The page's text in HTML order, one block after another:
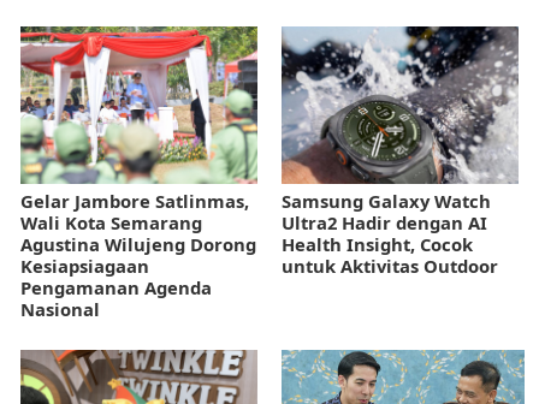
Gelar Jambore Satlinmas,
Wali Kota Semarang
Agustina Wilujeng Dorong
Kesiapsiagaan
Pengamanan Agenda
Nasional
Samsung Galaxy Watch
Ultra2 Hadir dengan AI
Health Insight, Cocok
untuk Aktivitas Outdoor